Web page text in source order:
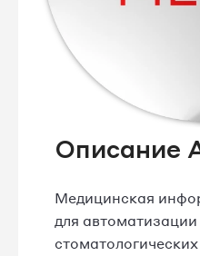
Описание
Медицинская
для